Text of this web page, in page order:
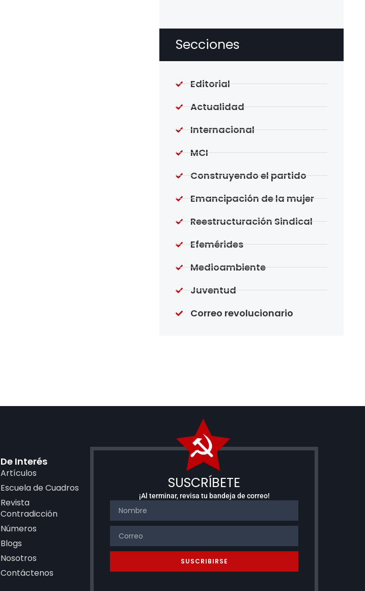
Secciones
Editorial
Actualidad
Internacional
MCI
Construyendo el partido
Emancipación de la mujer
Reestructuración Sindical
Efemérides
Medioambiente
Juventud
Correo revolucionario
De Interés
Artículos
Escuela de Cuadros
Revista
Contradicción
Números
Blogs
Nosotros
Contáctenos
SUSCRÍBETE
¡Al terminar, revisa tu bandeja de correo!
SUSCRIBIRSE